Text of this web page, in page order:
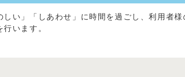
い」「しあわせ」に時間を過ごし、利用者
います。